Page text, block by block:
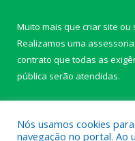
Muito mais que criar site ou
Realizamos uma assessoria
contrato que todas as
pública serão atendidas.
Nós usamos cookies
navegação no portal. Ao